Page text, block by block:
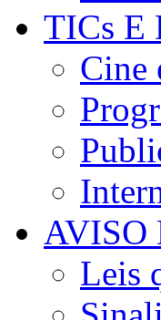
TICs E
Cine
AVISO
Leis